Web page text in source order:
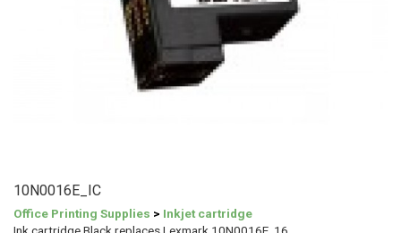
10N0016E_IC
Office Printing Supplies > Inkjet cartridge